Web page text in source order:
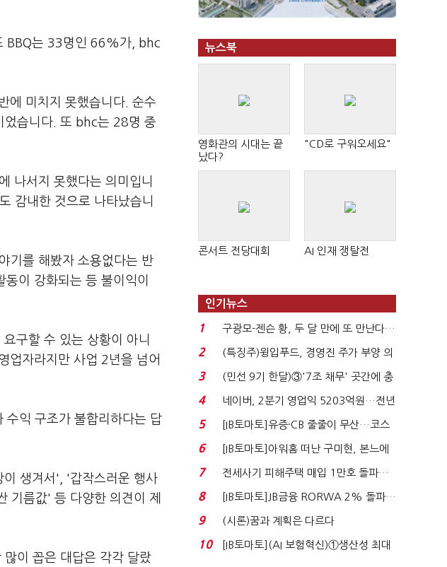
BBQ는 33명인 66%가, bhc
에 미치지 못했습니다. 순수
었습니다. 또 bhc는 28명 중
나서지 못했다는 의미입니
감내한 것으로 나타났습니
기를 해봤자 소용없다는 반
이 강화되는 등 불이익이
구할 수 있는 상황이 아니
업자라지만 사업 2년을 넘어
수익 구조가 불합리하다는 답
생겨서', '갑작스러운 행사
기름값' 등 다양한 의견이 제
이 꼽은 대답은 각각 달랐
뉴스북
영화관의 시대는 끝
났다?
"CD로 구워오세요"
콘서트 전당대회 AI 인재 쟁탈전
인기뉴스
1
구광모-젠슨 황, 두 달 만에 또 만난다…
로봇·AI 등 논...
2
(특징주)윙입푸드, 경영진 주가 부양 의
지에 상한가...
3
(민선 9기 한달)③'7조 채무' 곳간에 충
격…추미애, 20년...
4
네이버, 2분기 영업익 5203억원…전년
비 0.2% 감소...
5
[IB토마토]유증·CB 줄줄이 무산…코스
닥 벌점 급증에 ...
6
[IB토마토]아워홈 떠난 구미현, 본느에
340억 베팅…가...
7
전세사기 피해주택 매입 1만호 돌파…
누적 피해자 4만2...
8
[IB토마토]JB금융 RORWA 2% 돌파…
실적 견인은 은행 ...
9 (시론)꿈과 계획은 다르다
10
[IB토마토](AI 보험혁신)①생산성 최대